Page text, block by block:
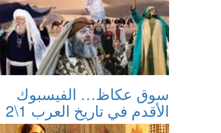
سوق عكاظ… الفيسبوك
الأقدم في تاريخ العرب 1\2